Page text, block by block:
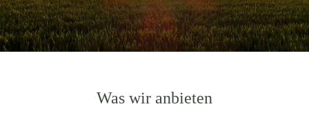
Was wir anbieten